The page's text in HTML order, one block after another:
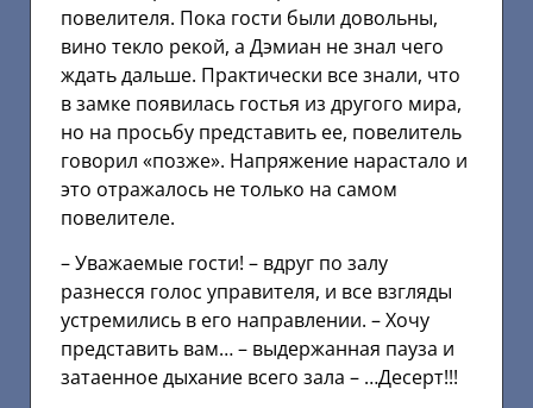
повелителя. Пока гости были довольны,
вино текло рекой, а Дэмиан не знал чего
ждать дальше. Практически все знали, что
в замке появилась гостья из другого мира,
но на просьбу представить ее, повелитель
говорил «позже». Напряжение нарастало и
это отражалось не только на самом
повелителе.
– Уважаемые гости! – вдруг по залу
разнесся голос управителя, и все взгляды
устремились в его направлении. – Хочу
представить вам… – выдержанная пауза и
затаенное дыхание всего зала – …Десерт!!!